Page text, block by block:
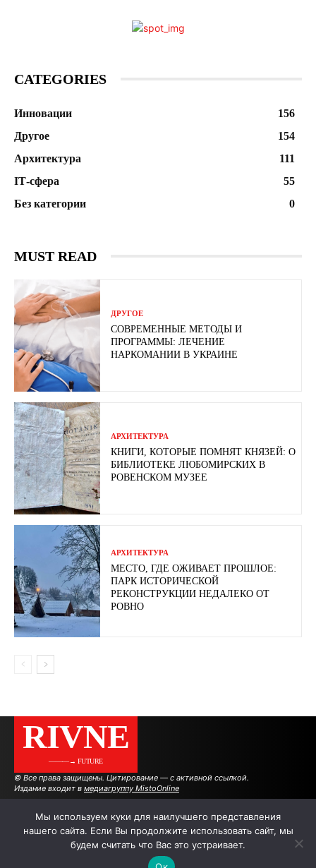
CATEGORIES
Инновации
156
Другое
154
Архитектура
111
ІТ-сфера
55
Без категории
0
MUST READ
ДРУГОЕ
СОВРЕМЕННЫЕ МЕТОДЫ И
ПРОГРАММЫ: ЛЕЧЕНИЕ
НАРКОМАНИИ В УКРАИНЕ
АРХИТЕКТУРА
КНИГИ, КОТОРЫЕ ПОМНЯТ КНЯЗЕЙ: О
БИБЛИОТЕКЕ ЛЮБОМИРСКИХ В
РОВЕНСКОМ МУЗЕЕ
АРХИТЕКТУРА
МЕСТО, ГДЕ ОЖИВАЕТ ПРОШЛОЕ:
ПАРК ИСТОРИЧЕСКОЙ
РЕКОНСТРУКЦИИ НЕДАЛЕКО ОТ
РОВНО
RIVNE
———→ FUTURE
© Все права защищены. Цитирование — с активной ссылкой.
Издание входит в медиагруппу MistoOnline
АВТОРЫ РЕКЛАМА НА САЙТЕ
Мы используем куки для наилучшего представления
нашего сайта. Если Вы продолжите использовать сайт, мы
будем считать что Вас это устраивает.